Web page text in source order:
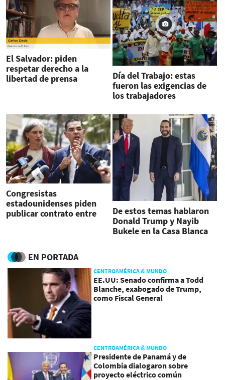
El Salvador: piden
respetar derecho a la
libertad de prensa
Día del Trabajo: estas
fueron las exigencias de
los trabajadores
Congresistas
estadounidenses piden
publicar contrato entre
De estos temas hablaron
Donald Trump y Nayib
Bukele en la Casa Blanca
EN PORTADA
CENTROAMÉRICA & MUNDO
EE.UU: Senado confirma a Todd
Blanche, exabogado de Trump,
como Fiscal General
CENTROAMÉRICA & MUNDO
Presidente de Panamá y de
Colombia dialogaron sobre
proyecto eléctrico común